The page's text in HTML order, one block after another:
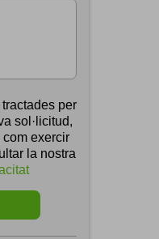
per
sol·licitud,
com exercir
la nostra